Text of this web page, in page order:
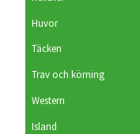
Huvor
Täcken
Trav och körning
Western
Island